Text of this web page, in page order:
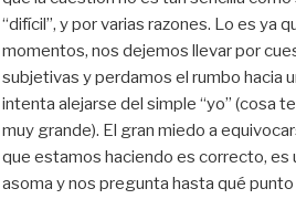
“difícil”, y por varias razones. Lo es ya
momentos, nos dejemos llevar por
subjetivas y perdamos el rumbo hacia
intenta alejarse del simple “yo” (cosa
muy grande). El gran miedo a
que estamos haciendo es correcto, es
asoma y nos pregunta hasta qué